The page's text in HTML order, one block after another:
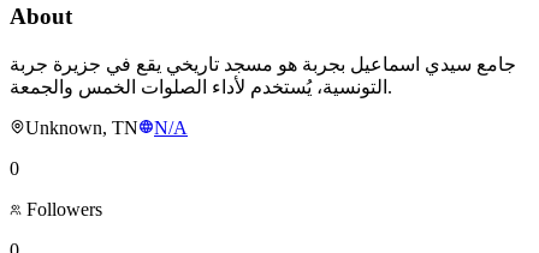
About
جامع سيدي اسماعيل بجربة هو مسجد تاريخي يقع في جزيرة جربة
التونسية، يُستخدم لأداء الصلوات الخمس والجمعة.
Unknown, TN
N/A
0
Followers